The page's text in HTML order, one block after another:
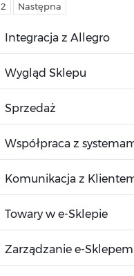
2 Następna
Integracja z Allegro
Wygląd Sklepu
Sprzedaż
Współpraca z
Komunikacja z
Towary w e-Sklepie
Zarządzanie e-Sklepem